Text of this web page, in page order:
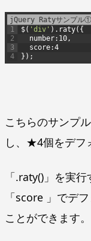
jQuery Ratyサンプル①
1
2
3
4
$( 'div' ) . raty( {
number: 10 ,
score:4
} ) ;
こちらのサンプ
し、★4個をデフ
「.raty()」を実
「score 」でデ
ことができます。